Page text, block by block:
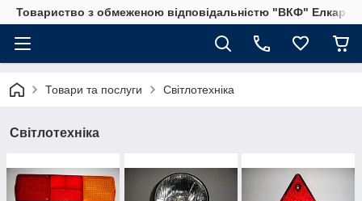
Товариство з обмеженою відповідальністю "ВКФ" Елкар"
Товари та послуги Світлотехніка
Світлотехніка